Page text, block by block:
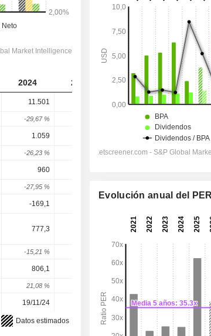
2024 2025 2026 2027
11.501 15.158 15.594
-29,67 % 26,01 %
1.059 1.399 1.562
-26,23 % 13,9 % 15,98 % 11,62 %
960
-27,95 %
-169,1
777,3 633,5 1.172
-15,21 % 16,56 % 85,05 %
806,1 450,5 883,8
21,08 % 55,7 % 96,19 %
19/11/24 20/11/25 -
Datos estimados
Evolución anual del PER